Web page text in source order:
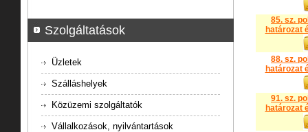
85. sz.
határozat
88. sz.
határozat
91. sz.
határozat
Szolgáltatások
Üzletek
Szálláshelyek
Közüzemi szolgáltatók
Vállalkozások, nyilvántartások